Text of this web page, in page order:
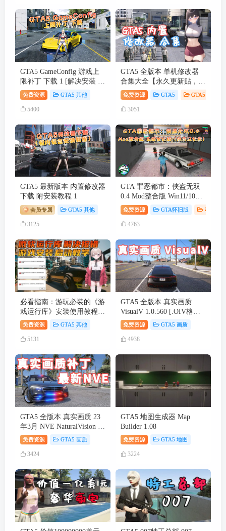
GTA5 GameConfig 游戏上
限补丁 下载 1 [解决安装 模
组 MOD 闪退问题]
免费资源 GTA5 其他
5400
GTA5 全版本 单机修改器
合集大全【永久更新贴，欢
迎大家收藏】
免费资源 GTA5 GTA5 其他
3051
GTA5 最新版本 内置修改器
下载 附安装教程 1
会员专属 GTA5 其他
3125
GTA 罪恶都市：侠盗无双
0.4 Mod整合版 Win11/10优
化版（包含汉化包）
免费资源 GTA怀旧版 动作冒
4763
必看指南：游玩必装的《游
戏运行库》安装使用教程。
新手必学的《单机游戏》安
装启动教学。解决一切游戏
报错！
免费资源 GTA5 其他
5131
GTA5 全版本 真实画质
VisualV 1.0.560 [.OIV格式
自动安装包]【45.5MB】
免费资源 GTA5 画质
4938
GTA5 全版本 真实画质 23
年3月 NVE NaturalVision 画
质补丁 [.OIV格式 自动安装
包]【6.81GB】
免费资源 GTA5 画质
3424
GTA5 地图生成器 Map
Builder 1.08
免费资源 GTA5 地图
3224